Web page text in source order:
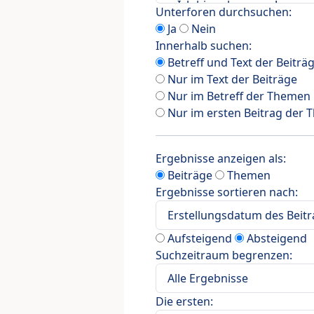
Unterforen durchsuchen:
Ja
Nein
Innerhalb suchen:
Betreff und Text der
Nur im Text der Beiträge
Nur im Betreff der Themen
Nur im ersten Beitrag der
Ergebnisse anzeigen als:
Beiträge
Themen
Ergebnisse sortieren nach:
Aufsteigend
Absteigend
Suchzeitraum begrenzen:
Die ersten: